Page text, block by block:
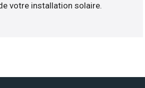
votre installation solaire.